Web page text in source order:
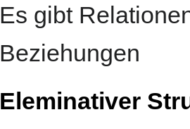
Es gibt
Beziehungen
Eleminativer